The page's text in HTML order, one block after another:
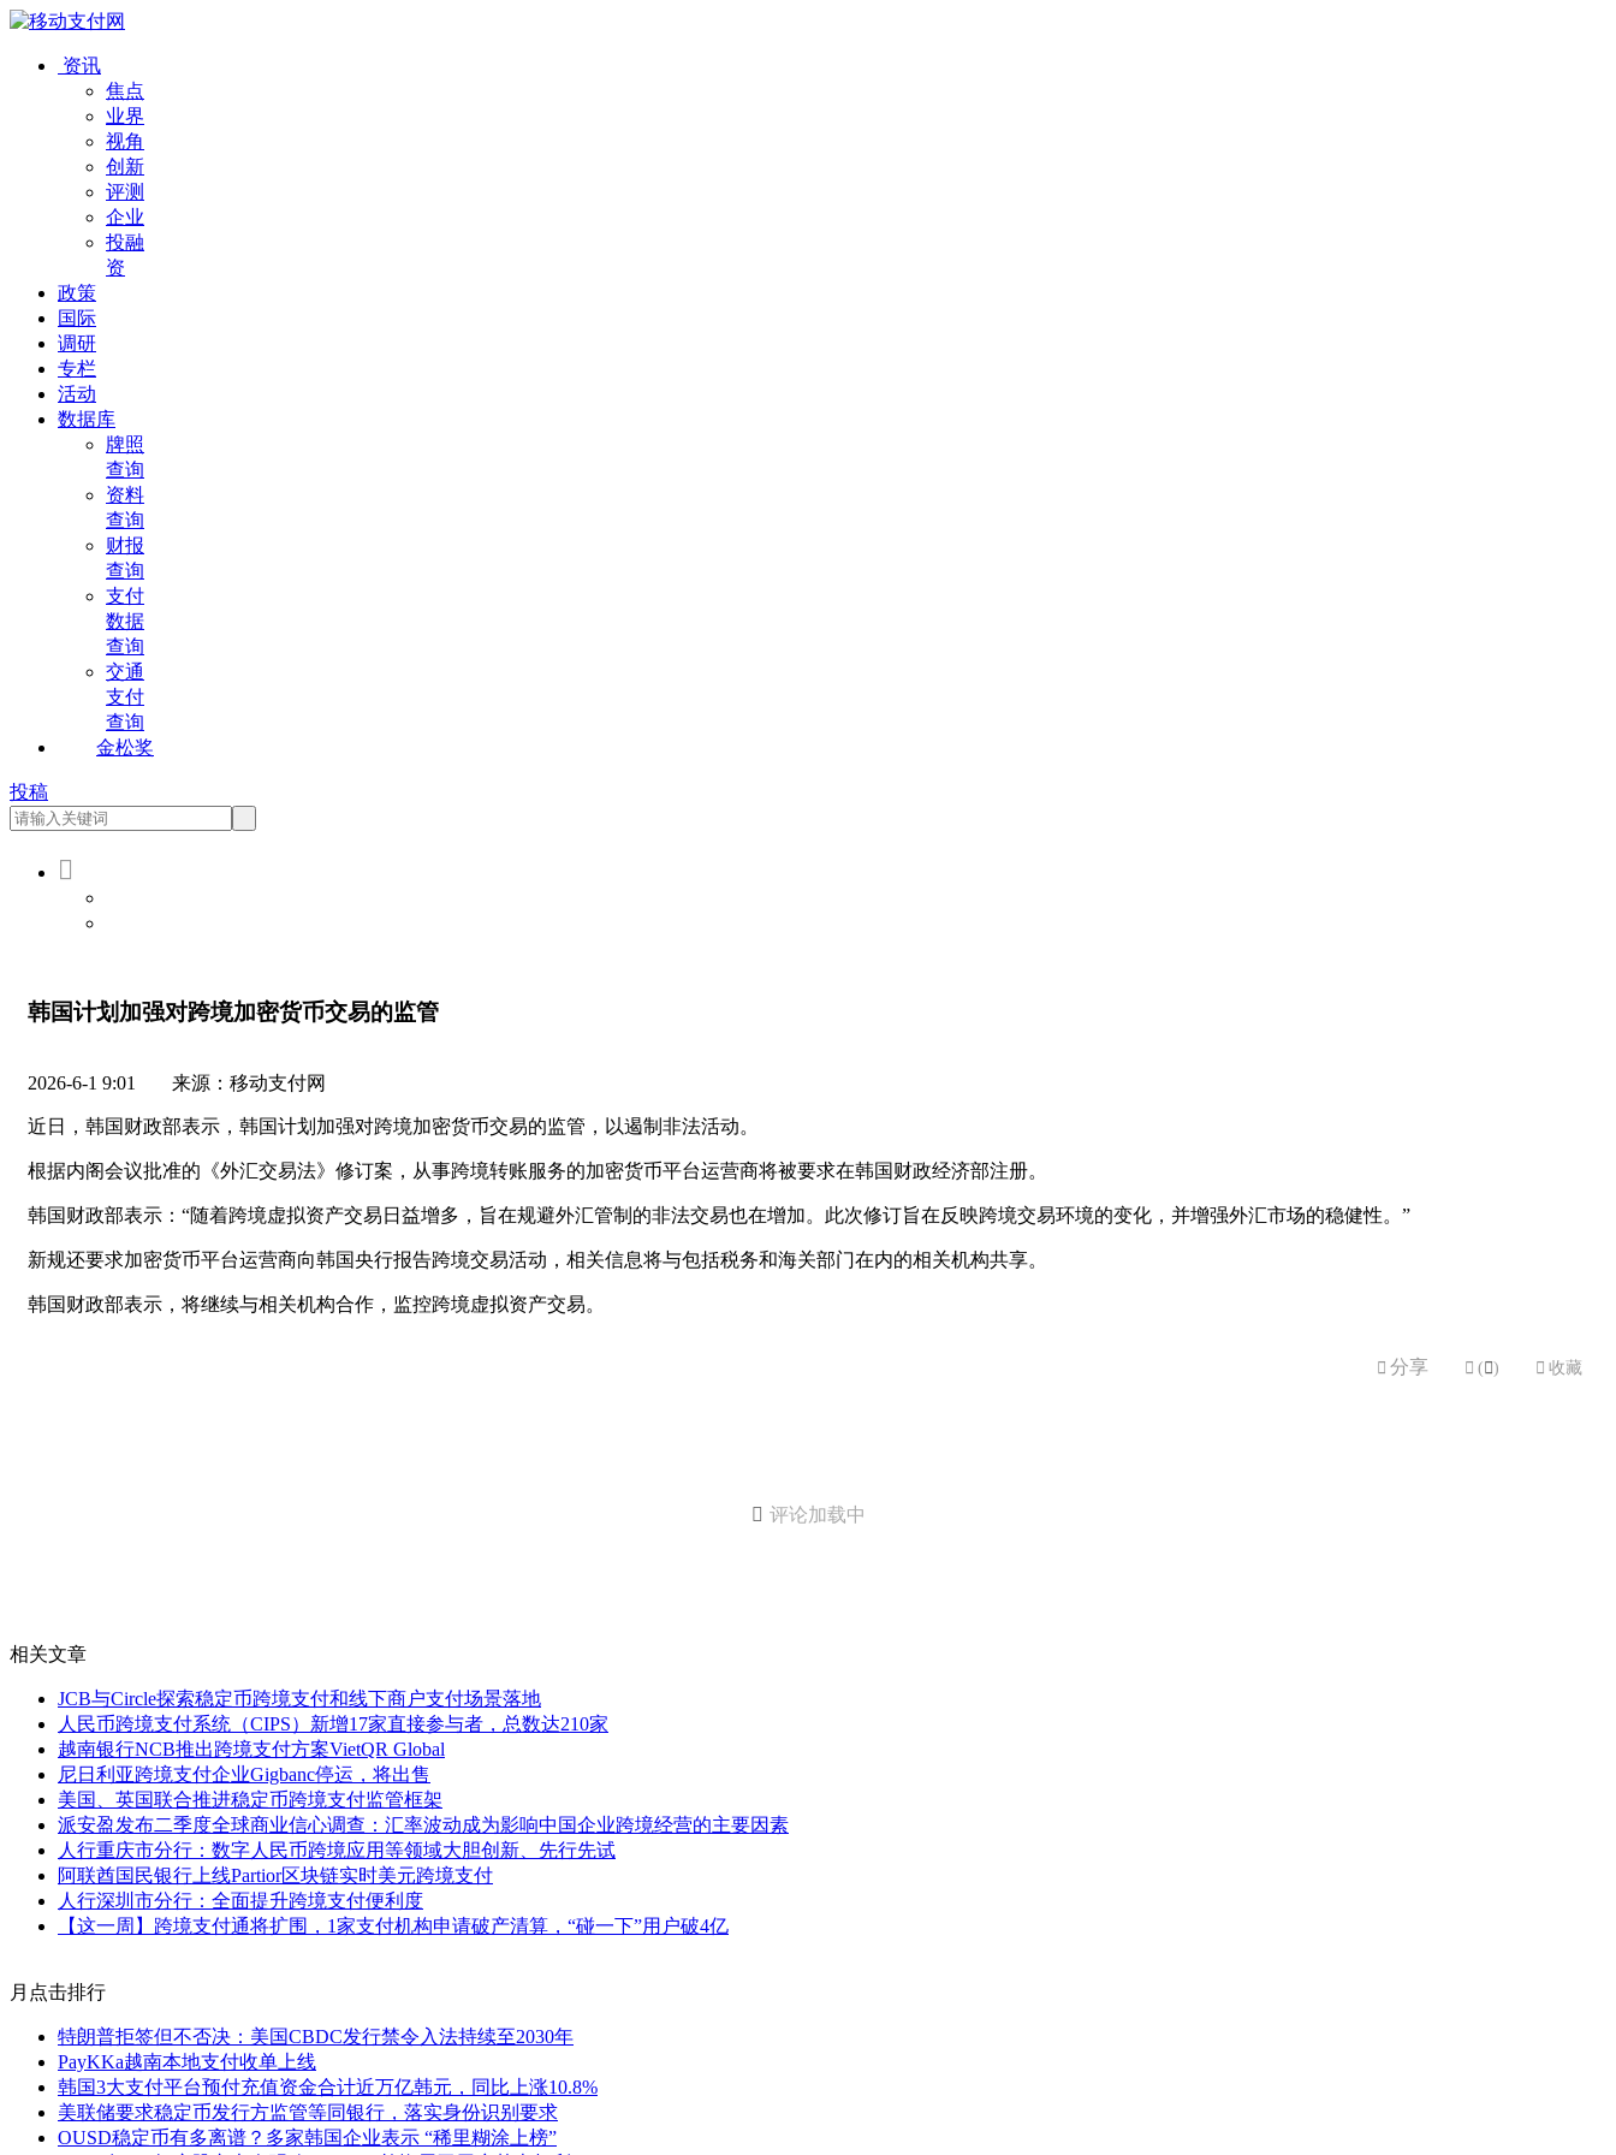
资讯
焦点
业界
视角
创新
评测
企业
投融
资
政策
国际
调研
专栏
活动
数据库
牌照
查询
资料
查询
财报
查询
支付
数据
查询
交通
支付
查询
金松奖
投稿

韩国计划加强对跨境加密货币交易的监管
2026-6-1 9:01 来源：移动支付网
近日，韩国财政部表示，韩国计划加强对跨境加密货币交易的监管，以遏制非法活动。
根据内阁会议批准的《外汇交易法》修订案，从事跨境转账服务的加密货币平台运营商将被要求在韩国财政经济部注册。
韩国财政部表示：“随着跨境虚拟资产交易日益增多，旨在规避外汇管制的非法交易也在增加。此次修订旨在反映跨境交易环境的变化，并增强外汇市场的稳健性。”
新规还要求加密货币平台运营商向韩国央行报告跨境交易活动，相关信息将与包括税务和海关部门在内的相关机构共享。
韩国财政部表示，将继续与相关机构合作，监控跨境虚拟资产交易。
 分享  ( )  收藏
 评论加载中
相关文章
JCB与Circle探索稳定币跨境支付和线下商户支付场景落地
人民币跨境支付系统（CIPS）新增17家直接参与者，总数达210家
越南银行NCB推出跨境支付方案VietQR Global
尼日利亚跨境支付企业Gigbanc停运，将出售
美国、英国联合推进稳定币跨境支付监管框架
派安盈发布二季度全球商业信心调查：汇率波动成为影响中国企业跨境经营的主要因素
人行重庆市分行：数字人民币跨境应用等领域大胆创新、先行先试
阿联酋国民银行上线Partior区块链实时美元跨境支付
人行深圳市分行：全面提升跨境支付便利度
【这一周】跨境支付通将扩围，1家支付机构申请破产清算，“碰一下”用户破4亿
月点击排行
特朗普拒签但不否决：美国CBDC发行禁令入法持续至2030年
PayKKa越南本地支付收单上线
韩国3大支付平台预付充值资金合计近万亿韩元，同比上涨10.8%
美联储要求稳定币发行方监管等同银行，落实身份识别要求
OUSD稳定币有多离谱？多家韩国企业表示 “稀里糊涂上榜”